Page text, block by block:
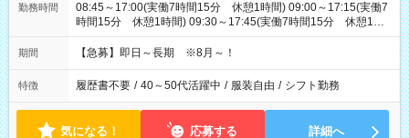
勤務時間
08:45～17:00(実働7時間15分 休憩1時間) 09:00～17:15(実働7
時間15分 休憩1時間) 09:30～17:45(実働7時間15分 休憩1時
間) ※11:45～20:00：週1回程度遅番あります(在宅勤務OK) ※配
属チームにより
期間 【急募】即日～長期 ※8月～！
特徴 履歴書不要 / 40～50代活躍中 / 服装自由 / シフト勤務
気になる！ 応募する 詳細へ